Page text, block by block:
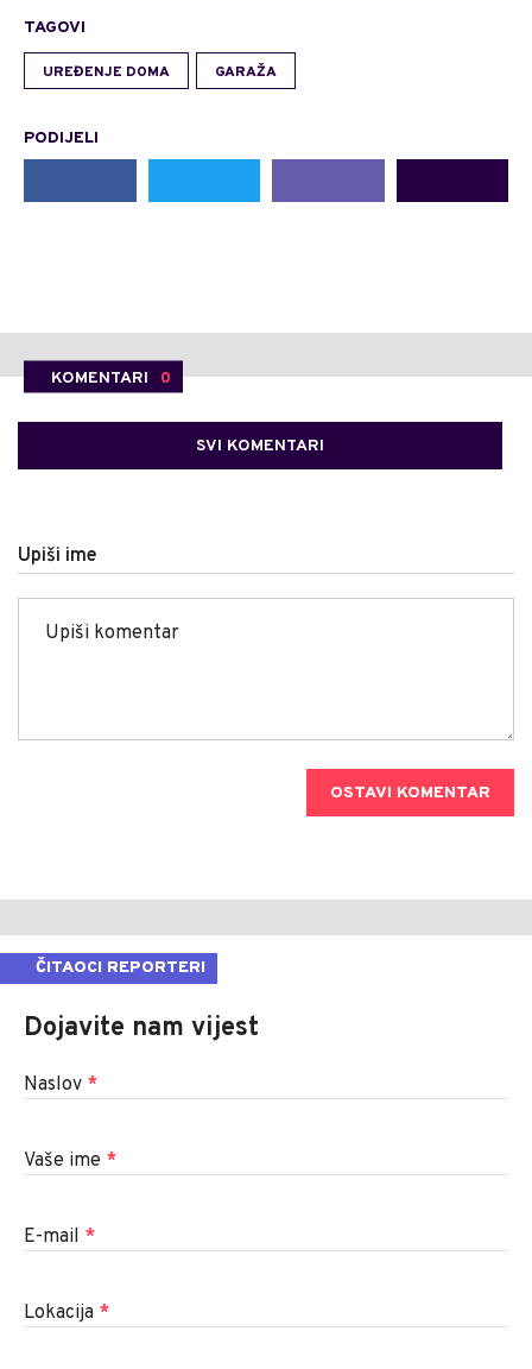
TAGOVI
UREĐENJE DOMA GARAŽA
PODIJELI
KOMENTARI 0
SVI KOMENTARI
Upiši ime
OSTAVI KOMENTAR
ČITAOCI REPORTERI
Dojavite nam vijest
Naslov *
Vaše ime *
E-mail *
Lokacija *